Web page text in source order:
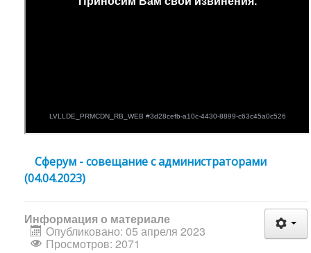
Сферум - совещание с администраторами
(04.04.2023)
Информация о материале
Опубликовано: 05 апреля 2023
Просмотров: 2071